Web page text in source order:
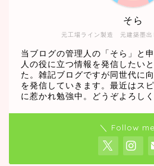
元工場ライン製造 元建築墨
そら
当ブログの管理人の「そら」と
人の役に立つ情報を発信したい
た。雑記ブログですが同世代に
を発信していきます。最近はス
に惹かれ勉強中。どうぞよろし
＼ Follow